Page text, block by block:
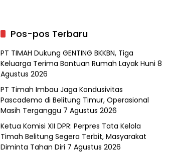
Pos-pos Terbaru
PT TIMAH Dukung GENTING BKKBN, Tiga
Keluarga Terima Bantuan Rumah Layak Huni 8
Agustus 2026
PT Timah Imbau Jaga Kondusivitas
Pascademo di Belitung Timur, Operasional
Masih Terganggu 7 Agustus 2026
Ketua Komisi XII DPR: Perpres Tata Kelola
Timah Belitung Segera Terbit, Masyarakat
Diminta Tahan Diri 7 Agustus 2026